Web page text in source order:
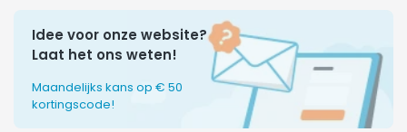
Idee voor onze website?
Laat het ons weten!
Maandelijks kans op € 50
kortingscode!